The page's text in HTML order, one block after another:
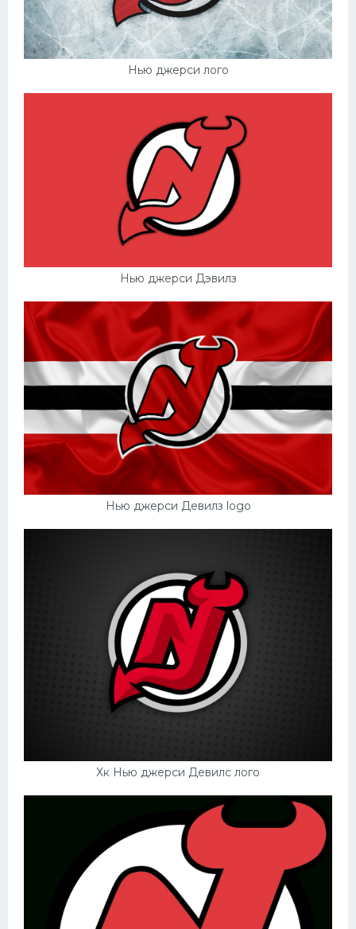
Нью джерси лого
Нью джерси Дэвилз
Нью джерси Девилз logo
Хк Нью джерси Девилс лого